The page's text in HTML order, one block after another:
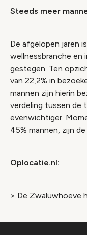
Steeds meer
De afgelopen jaren
wellnessbranche en
gestegen. Ten
van 22,2% in
mannen zijn hierin
verdeling tussen de
evenwichtiger.
45% mannen, zijn
Oplocatie.nl:
> De Zwaluwhoeve